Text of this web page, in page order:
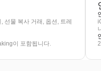
선물 복사 거래, 옵션, 트레
이 포함됩니다.